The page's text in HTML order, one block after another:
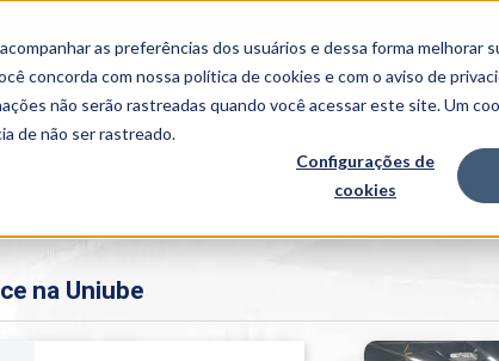
as preferências dos usuários e dessa forma melhorar
concorda com nossa política de cookies e com o aviso de
não serão rastreadas quando você acessar este site. Um
de não ser rastreado.
Configurações de
cookies
PRESENCIAL EAD BENEFÍCIOS
na Uniube